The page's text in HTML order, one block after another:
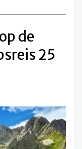
de
25